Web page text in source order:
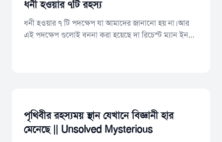
ধনী হওয়ার ৭টি রহস্য
ধনী হওয়ার ৭ টি পদক্ষেপ যা আমাদের জানানো হয় না।আর
এই পদক্ষেপ গুলোই বননা করা হয়েছে দা রিচেস্ট ম্যান ইন...
পৃথিবীর রহস্যময় স্থান যেখানে বিজ্ঞানী হার
মেনেছে || Unsolved Mysterious